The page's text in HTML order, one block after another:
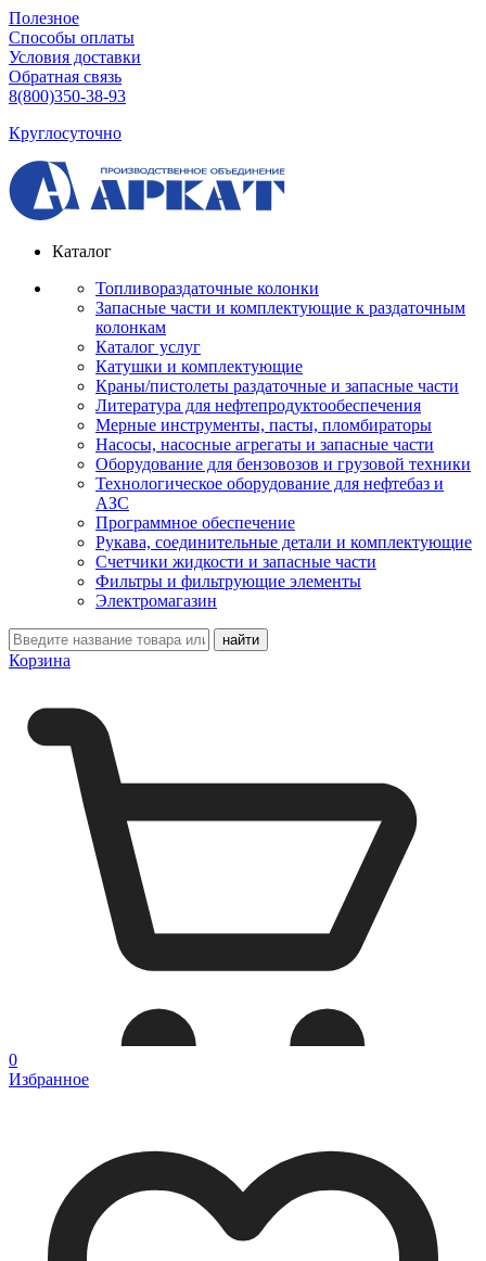
Полезное
Способы оплаты
Условия доставки
Обратная связь
8(800)350-38-93
Круглосуточно
Каталог
Топливораздаточные колонки
Запасные части и комплектующие к раздаточным
колонкам
Каталог услуг
Катушки и комплектующие
Краны/пистолеты раздаточные и запасные части
Литература для нефтепродуктообеспечения
Мерные инструменты, пасты, пломбираторы
Насосы, насосные агрегаты и запасные части
Оборудование для бензовозов и грузовой техники
Технологическое оборудование для нефтебаз и
АЗС
Программное обеспечение
Рукава, соединительные детали и комплектующие
Счетчики жидкости и запасные части
Фильтры и фильтрующие элементы
Электромагазин
Корзина
0
Избранное